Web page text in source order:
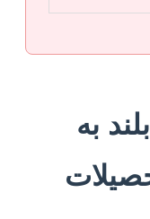
به